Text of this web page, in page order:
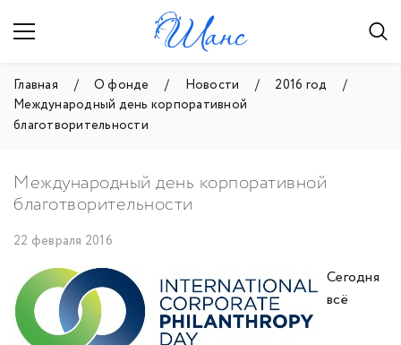
Главная О фонде Новости
2016 год
Международный день корпоративной
благотворительности
Международный день корпоративной
благотворительности
22 февраля 2016
Сегодня
всё